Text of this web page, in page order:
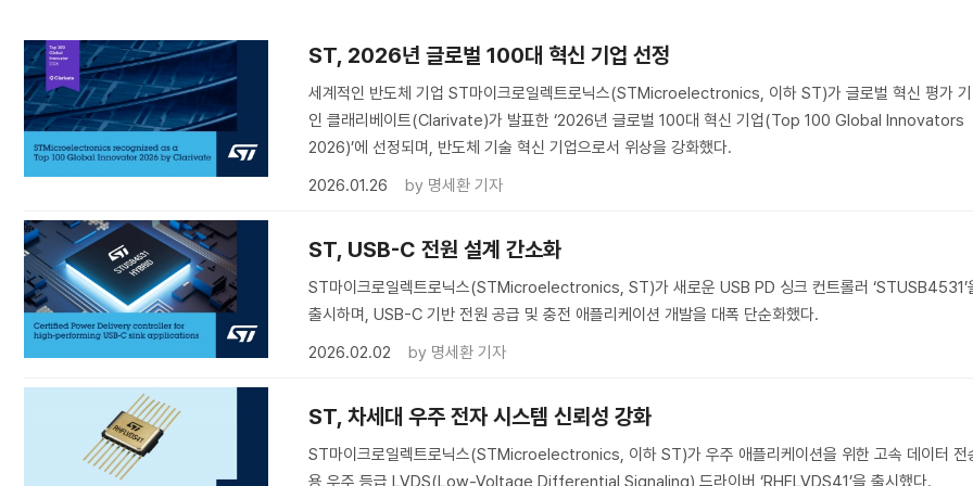
ST, 2026년 글로벌 100대 혁신 기업 선정
세계적인 반도체 기업 ST마이크로일렉트로닉스(STMicroelectronics, 이하 ST)가 글로벌 혁신 평가
인 클래리베이트(Clarivate)가 발표한 ‘2026년 글로벌 100대 혁신 기업(Top 100 Global Innovators
2026)’에 선정되며, 반도체 기술 혁신 기업으로서 위상을 강화했다.
2026.01.26
by 명세환 기자
ST, USB-C 전원 설계 간소화
ST마이크로일렉트로닉스(STMicroelectronics, ST)가 새로운 USB PD 싱크 컨트롤러 ‘STUSB4531’
출시하며, USB-C 기반 전원 공급 및 충전 애플리케이션 개발을 대폭 단순화했다.
2026.02.02
by 명세환 기자
ST, 차세대 우주 전자 시스템 신뢰성 강화
ST마이크로일렉트로닉스(STMicroelectronics, 이하 ST)가 우주 애플리케이션을 위한 고속 데이터 전
용 우주 등급 LVDS(Low-Voltage Differential Signaling) 드라이버 ‘RHFLVDS41’을 출시했다.